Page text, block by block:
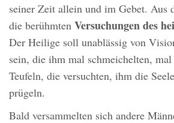
seiner Zeit allein und im Gebet. Aus
die berühmten Versuchungen des
Der Heilige soll unablässig von
sein, die ihm mal schmeichelten,
Teufeln, die versuchten, ihm die
prügeln.
Bald versammelten sich andere